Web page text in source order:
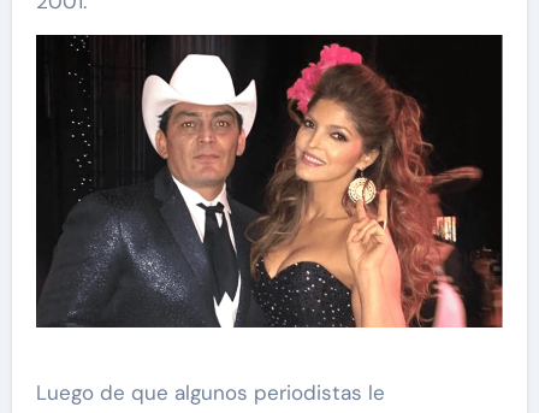
Luego de que algunos periodistas le